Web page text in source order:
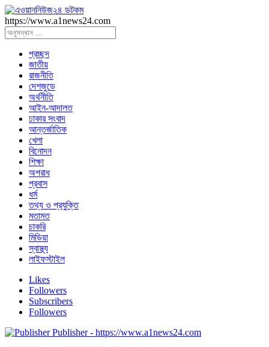
https://www.a1news24.com
প্রচ্ছদ
জাতীয়
রাজনীতি
দেশজুডে
অর্থনীতি
আইন-আদালত
ঢাকার সংবাদ
আন্তর্জাতিক
খেলা
বিনোদন
শিক্ষা
অপরাধ
প্রবাস
ধর্ম
তথ্য ও প্রযুক্তি
মতামত
চাকরি
মিডিয়া
স্বাস্থ্য
লাইফস্টাইল
Likes
Followers
Subscribers
Followers
Publisher - https://www.a1news24.com